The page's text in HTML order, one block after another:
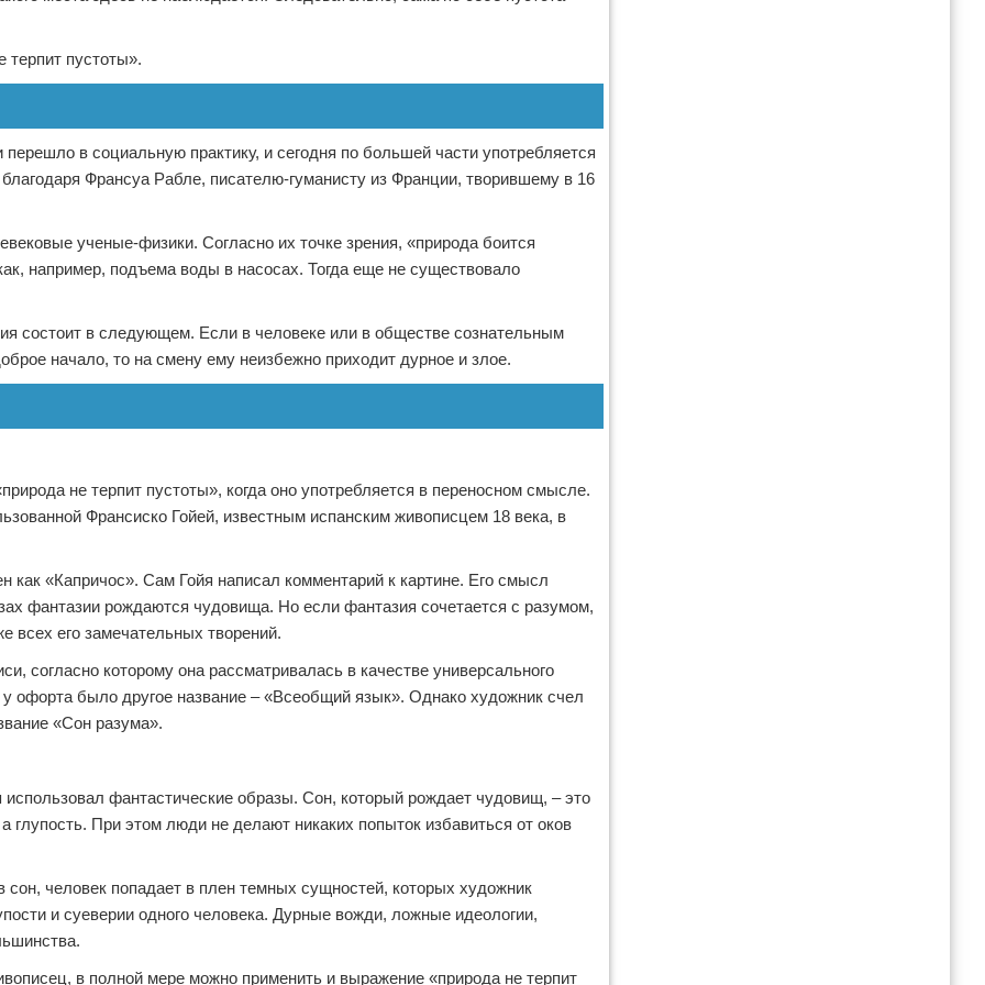
терпит пустоты».
в социальную практику, и сегодня по большей части употребляется
Франсуа Рабле, писателю-гуманисту из Франции, творившему в 16
ученые-физики. Согласно их точке зрения, «природа боится
например, подъема воды в насосах. Тогда еще не существовало
состоит в следующем. Если в человеке или в обществе сознательным
начало, то на смену ему неизбежно приходит дурное и злое.
не терпит пустоты», когда оно употребляется в переносном смысле.
Франсиско Гойей, известным испанским живописцем 18 века, в
«Капричос». Сам Гойя написал комментарий к картине. Его смысл
фантазии рождаются чудовища. Но если фантазия сочетается с разумом,
всех его замечательных творений.
согласно которому она рассматривалась в качестве универсального
офорта было другое название – «Всеобщий язык». Однако художник счел
«Сон разума».
фантастические образы. Сон, который рождает чудовищ, – это
глупость. При этом люди не делают никаких попыток избавиться от оков
сон, человек попадает в плен темных сущностей, которых художник
и суеверии одного человека. Дурные вожди, ложные идеологии,
в полной мере можно применить и выражение «природа не терпит